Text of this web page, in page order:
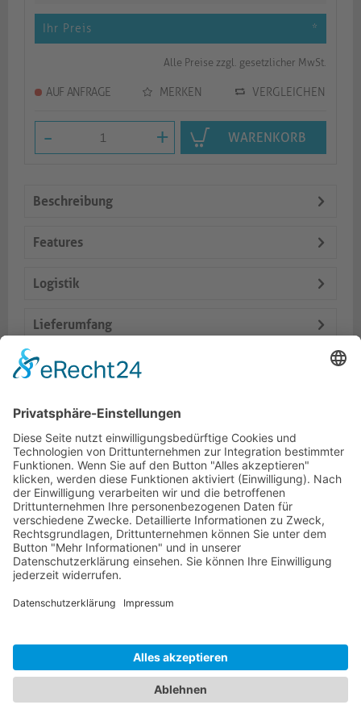
Ihr Preis *
Alle Preise zzgl. gesetzlicher MwSt.
AUF ANFRAGE MERKEN VERGLEICHEN
- + WARENKORB
Beschreibung
Features
Logistik
Lieferumfang
Dokumente
Zubehör
Ähnliche Artikel
HOTLINE
ONEAV.EU
NEWSLETTER